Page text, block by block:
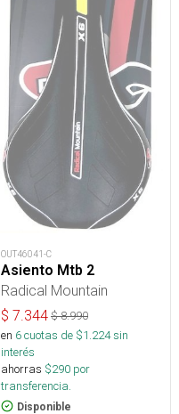
OUT46041-C
Asiento Mtb 2
Radical Mountain
$ 7.344 $8.990
en 6cuotas de $1.224sin
interés
ahorras $290 por
transferencia.
Disponible